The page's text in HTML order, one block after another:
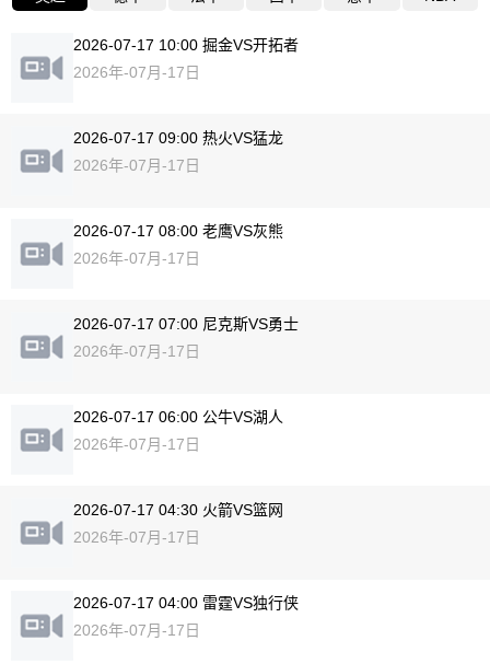
2026-07-17 10:00 掘金VS开拓者
2026年-07月-17日
2026-07-17 09:00 热火VS猛龙
2026年-07月-17日
2026-07-17 08:00 老鹰VS灰熊
2026年-07月-17日
2026-07-17 07:00 尼克斯VS勇士
2026年-07月-17日
2026-07-17 06:00 公牛VS湖人
2026年-07月-17日
2026-07-17 04:30 火箭VS篮网
2026年-07月-17日
2026-07-17 04:00 雷霆VS独行侠
2026年-07月-17日